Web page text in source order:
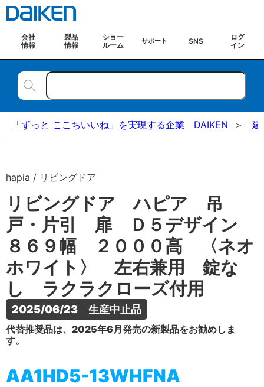
会社
情報
製品
情報
ショー
ルーム
サポート SNS
ログ
イン
「ずっと ここちいいね」を実現する企業 DAIKEN 建
hapia / リビングドア
リビングドア ハピア 吊
戸・片引 扉 Ｄ５デザイン
８６９幅 ２０００高 〈ネオ
ホワイト〉 左右兼用 錠な
し ラクラクローズ付用
2025/06/23　生産中止品
代替推奨品は、2025年6月発売の新製品をお勧めしま
す。
AA1HD5-13WHFNA